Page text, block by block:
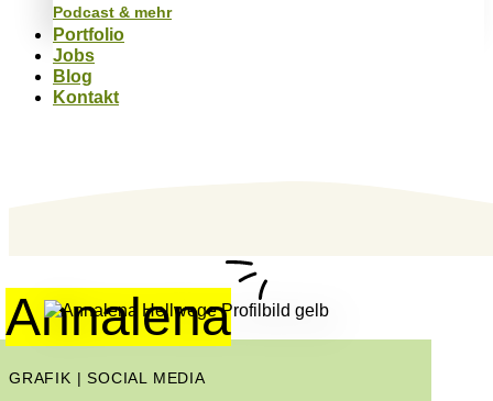
Podcast & mehr
Portfolio
Jobs
Blog
Kontakt
Annalena
GRAFIK | SOCIAL MEDIA